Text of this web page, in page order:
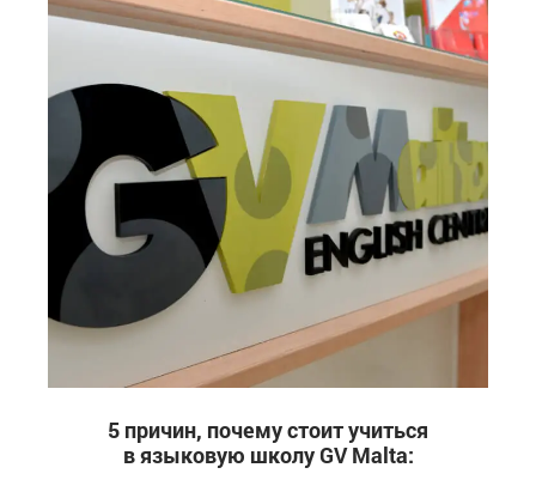
5 причин, почему стоит учиться
в языковую школу GV Malta: